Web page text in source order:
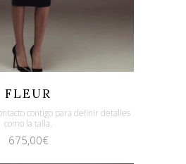
FLEUR
contigo para definir detalles
como la talla.
675,00€